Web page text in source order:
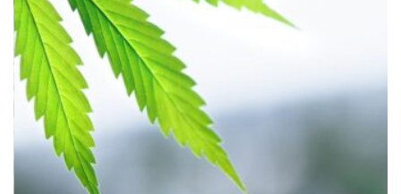
HÄLSA
Historiska beslut som gynnar
medicinsk cannabis